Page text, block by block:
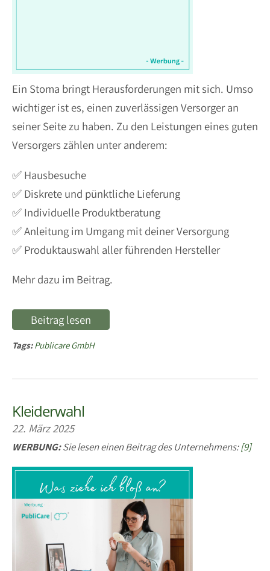
Ein Stoma bringt Herausforderungen mit sich. Umso
wichtiger ist es, einen zuverlässigen Versorger an
seiner Seite zu haben. Zu den Leistungen eines guten
Versorgers zählen unter anderem:
✅ Hausbesuche
✅ Diskrete und pünktliche Lieferung
✅ Individuelle Produktberatung
✅ Anleitung im Umgang mit deiner Versorgung
✅ Produktauswahl aller führenden Hersteller
Mehr dazu im Beitrag.
Beitrag lesen
Tags:Publicare GmbH
Kleiderwahl
22. März 2025
WERBUNG:Sie lesen einen Beitrag des Unternehmens:[9]